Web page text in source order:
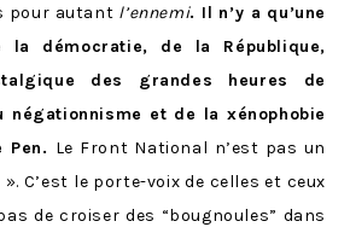
pour autant l’ennemi. Il n’y a qu’une
la démocratie, de la République,
des grandes heures de
négationnisme et de la xénophobie
Pen. Le Front National n’est pas un
C’est le porte-voix de celles et ceux
de croiser des “bougnoules” dans